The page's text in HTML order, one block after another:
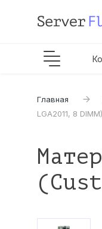
Главная
LGA2011, 8 DIMM)